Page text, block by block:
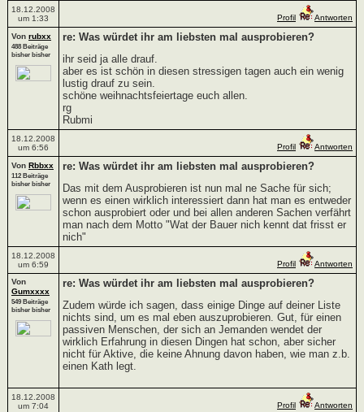
18.12.2008
um 1:33
Profil Antworten
Von rubxx
488 Beiträge
bisher bisher
re: Was würdet ihr am liebsten mal ausprobieren?
ihr seid ja alle drauf.
aber es ist schön in diesen stressigen tagen auch ein wenig
lustig drauf zu sein.
schöne weihnachtsfeiertage euch allen.
rg
Rubmi
18.12.2008
um 6:56
Profil Antworten
Von Rbbxx
112 Beiträge
bisher bisher
re: Was würdet ihr am liebsten mal ausprobieren?
Das mit dem Ausprobieren ist nun mal ne Sache für sich;
wenn es einen wirklich interessiert dann hat man es entweder
schon ausprobiert oder und bei allen anderen Sachen verfährt
man nach dem Motto "Wat der Bauer nich kennt dat frisst er
nich"
18.12.2008
um 6:59
Profil
Antworten
Von
Gumxxxx
549 Beiträge
bisher bisher
re: Was würdet ihr am liebsten mal ausprobieren?
Zudem würde ich sagen, dass einige Dinge auf deiner Liste
nichts sind, um es mal eben auszuprobieren. Gut, für einen
passiven Menschen, der sich an Jemanden wendet der
wirklich Erfahrung in diesen Dingen hat schon, aber sicher
nicht für Aktive, die keine Ahnung davon haben, wie man z.b.
einen Kath legt.
18.12.2008
um 7:04
Profil
Antworten